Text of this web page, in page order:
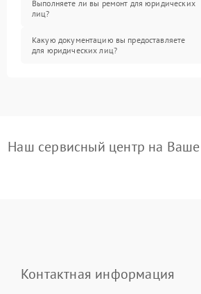
Выполняете ли вы ремонт для юридических
лиц?
Какую документацию вы предоставляете
для юридических лиц?
Наш сервисный центр на
Контактная информация